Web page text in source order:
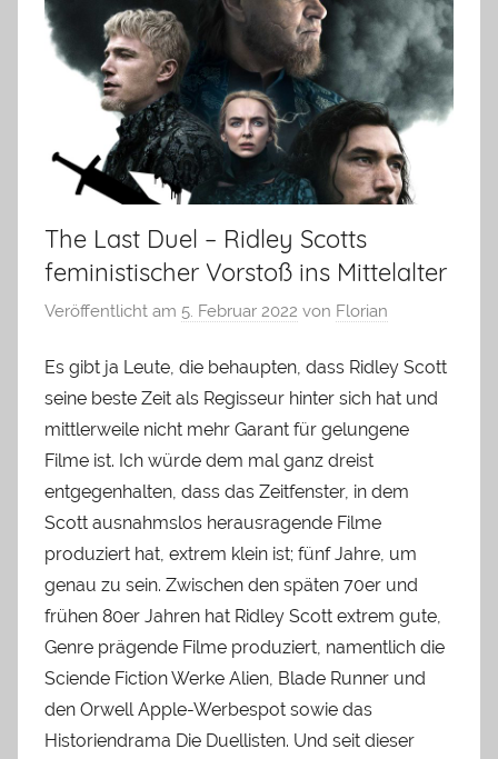
The Last Duel – Ridley Scotts
feministischer Vorstoß ins Mittelalter
Veröffentlicht am 5. Februar 2022 von Florian
Es gibt ja Leute, die behaupten, dass Ridley Scott
seine beste Zeit als Regisseur hinter sich hat und
mittlerweile nicht mehr Garant für gelungene
Filme ist. Ich würde dem mal ganz dreist
entgegenhalten, dass das Zeitfenster, in dem
Scott ausnahmslos herausragende Filme
produziert hat, extrem klein ist; fünf Jahre, um
genau zu sein. Zwischen den späten 70er und
frühen 80er Jahren hat Ridley Scott extrem gute,
Genre prägende Filme produziert, namentlich die
Sciende Fiction Werke Alien, Blade Runner und
den Orwell Apple-Werbespot sowie das
Historiendrama Die Duellisten. Und seit dieser